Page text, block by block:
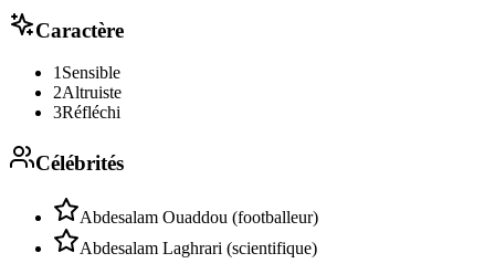
Caractère
1Sensible
2Altruiste
3Réfléchi
Célébrités
Abdesalam Ouaddou (footballeur)
Abdesalam Laghrari (scientifique)